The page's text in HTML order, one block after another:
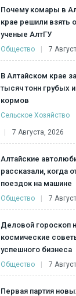
Почему комары в
крае решили взять
ученые АлтГУ
Общество 7
В Алтайском крае
тысяч тонн грубых
кормов
Сельское Хозяйство
7 Августа, 2026
Алтайские
рассказали, когда
поездок на машине
Общество 7
Деловой гороскоп
космические
успешного бизнеса
Общество 7
Первая партия